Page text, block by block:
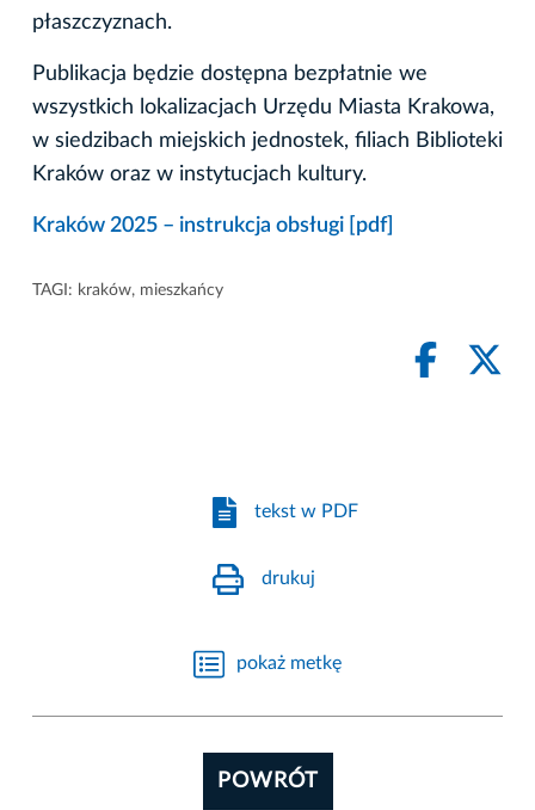
płaszczyznach.
Publikacja będzie dostępna bezpłatnie we
wszystkich lokalizacjach Urzędu Miasta Krakowa,
w siedzibach miejskich jednostek, filiach Biblioteki
Kraków oraz w instytucjach kultury.
Kraków 2025 – instrukcja obsługi [pdf]
TAGI: kraków, mieszkańcy
tekst w PDF
drukuj
pokaż metkę
POWRÓT